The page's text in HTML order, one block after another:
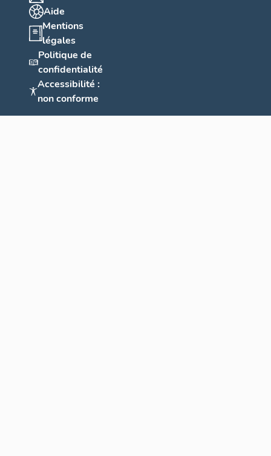
Aide
Mentions
légales
Politique de
confidentialité
Accessibilité :
non conforme